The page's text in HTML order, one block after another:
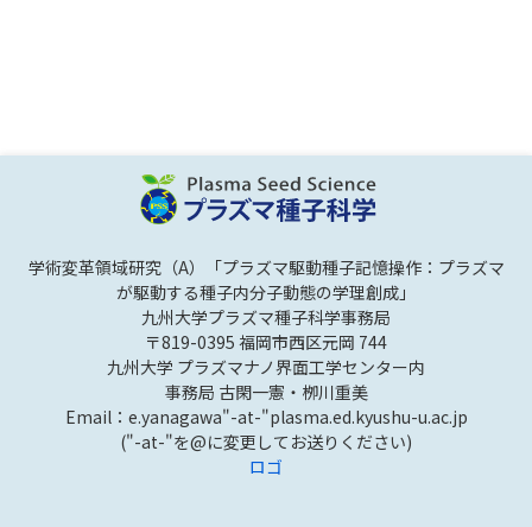
学術変革領域研究（A）「プラズマ駆動種子記憶操作：プラズマ
が駆動する種子内分子動態の学理創成」
九州大学プラズマ種子科学事務局
〒819-0395 福岡市西区元岡 744
九州大学 プラズマナノ界面工学センター内
事務局 古閑一憲・栁川重美
Email：e.yanagawa"-at-"plasma.ed.kyushu-u.ac.jp
("-at-"を@に変更してお送りください)
ロゴ